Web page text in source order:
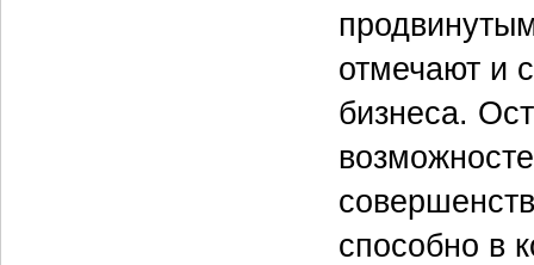
отмечают и
бизнеса.
способно в